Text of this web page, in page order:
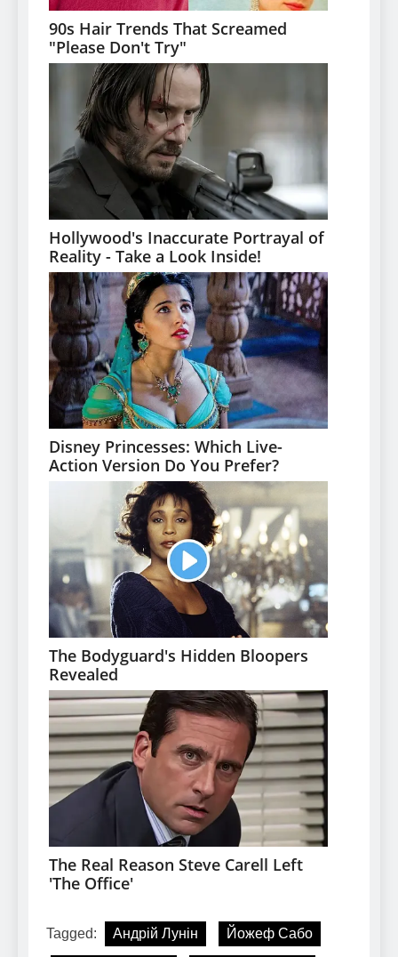
Tagged: Андрій Лунін Йожеф Сабо